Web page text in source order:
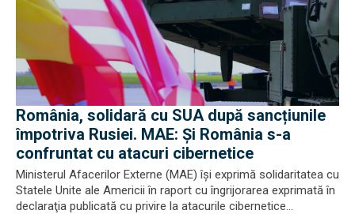
România, solidară cu SUA după sancțiunile
împotriva Rusiei. MAE: Și România s-a
confruntat cu atacuri cibernetice
Ministerul Afacerilor Externe (MAE) îşi exprimă solidaritatea cu
Statele Unite ale Americii în raport cu îngrijorarea exprimată în
declaraţia publicată cu privire la atacurile cibernetice...